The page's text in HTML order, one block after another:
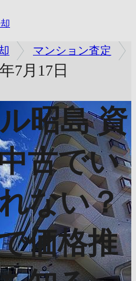
マンション査定
7月17日
昭島 資
古でい
ない？
価格推